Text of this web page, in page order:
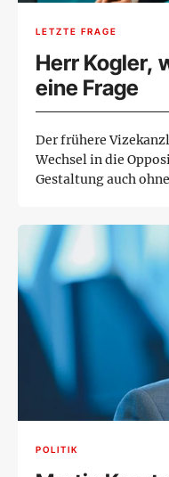
LETZTE FRAGE
Herr Kogler,
eine Frage
Der frühere
Wechsel in die
Gestaltung auch
POLITIK